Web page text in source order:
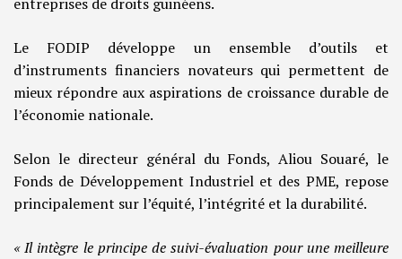
Le FODIP développe un ensemble d’outils et
d’instruments financiers novateurs qui permettent de
mieux répondre aux aspirations de croissance durable de
l’économie nationale.
Selon le directeur général du Fonds, Aliou Souaré, le
Fonds de Développement Industriel et des PME, repose
principalement sur l’équité, l’intégrité et la durabilité.
« Il intègre le principe de suivi-évaluation pour une meilleure